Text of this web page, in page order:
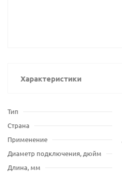
Характеристики
Тип
Страна
Применение
Диаметр подключения, дюйм
Длина, мм